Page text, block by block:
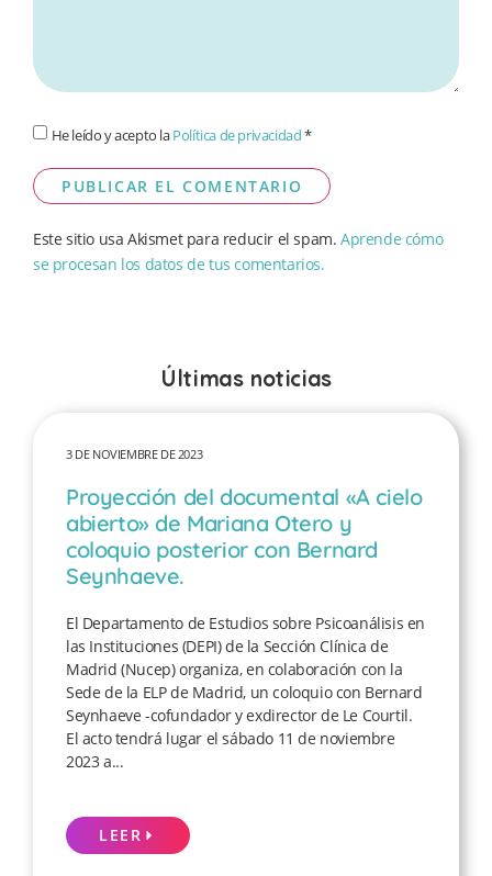
He leído y acepto laPolítica de privacidad*
Este sitio usa Akismet para reducir el spam.Aprende cómo
se procesan los datos de tus comentarios.
Últimas noticias
3 DE NOVIEMBRE DE 2023
Proyección del documental «A cielo
abierto» de Mariana Otero y
coloquio posterior con Bernard
Seynhaeve.
El Departamento de Estudios sobre Psicoanálisis en
las Instituciones (DEPI) de la Sección Clínica de
Madrid (Nucep) organiza, en colaboración con la
Sede de la ELP de Madrid, un coloquio con Bernard
Seynhaeve -cofundador y exdirector de Le Courtil.
El acto tendrá lugar el sábado 11 de noviembre
2023 a...
LEER